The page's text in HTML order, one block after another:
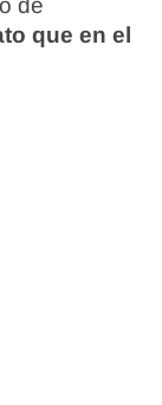
de
que en el